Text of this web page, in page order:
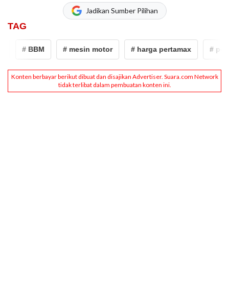
Jadikan Sumber Pilihan
TAG
# BBM # mesin motor # harga pertamax #